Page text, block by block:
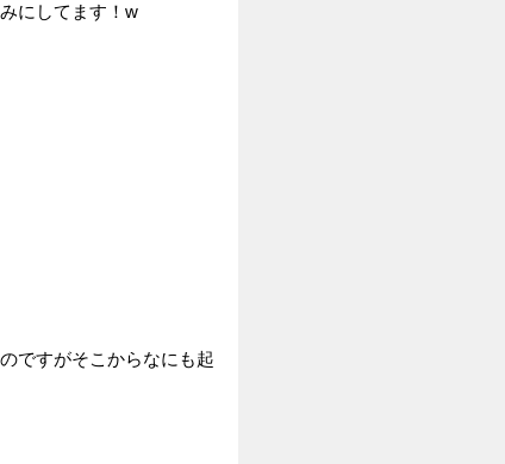
にしてます！w
ですがそこからなにも起